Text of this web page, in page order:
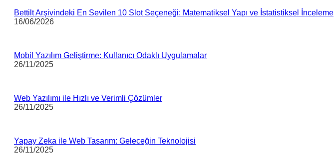
Bettilt Arşivindeki En Sevilen 10 Slot Seçeneği: Matematiksel Yapı ve İstatistiksel İnceleme
16/06/2026
Mobil Yazılım Geliştirme: Kullanıcı Odaklı Uygulamalar
26/11/2025
Web Yazılımı ile Hızlı ve Verimli Çözümler
26/11/2025
Yapay Zeka ile Web Tasarım: Geleceğin Teknolojisi
26/11/2025